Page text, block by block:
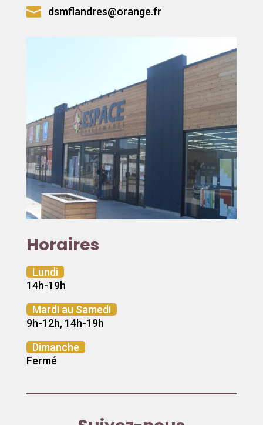
 dsmflandres@orange.fr
Horaires
Lundi
14h-19h
Mardi au Samedi
9h-12h, 14h-19h
Dimanche
Fermé